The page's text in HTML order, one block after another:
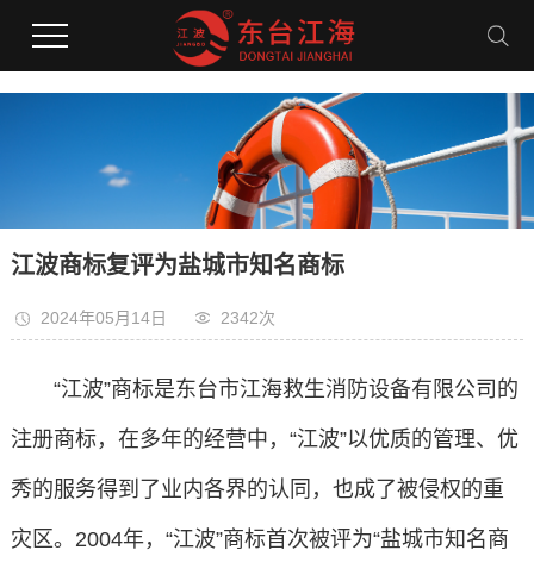
江波商标复评为盐城市知名商标
2024年05月14日 2342次
“江波”商标是东台市江海救生消防设备有限公司的
注册商标，在多年的经营中，“江波”以优质的管理、优
秀的服务得到了业内各界的认同，也成了被侵权的重
灾区。2004年，“江波”商标首次被评为“盐城市知名商